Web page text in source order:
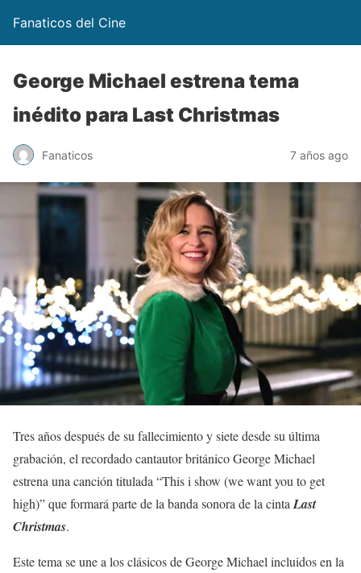
Fanaticos del Cine
George Michael estrena tema
inédito para Last Christmas
Fanaticos 7 años ago
Tres años después de su fallecimiento y siete desde su última
grabación, el recordado cantautor británico George Michael
estrena una canción titulada “This i show (we want you to get
high)” que formará parte de la banda sonora de la cinta Last
Christmas.
Este tema se une a los clásicos de George Michael incluidos en la